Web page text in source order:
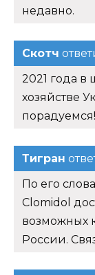
недавно.
Скотч
2021 года
хозяйстве
Тигран
По его
Clomidol
возможных
России.